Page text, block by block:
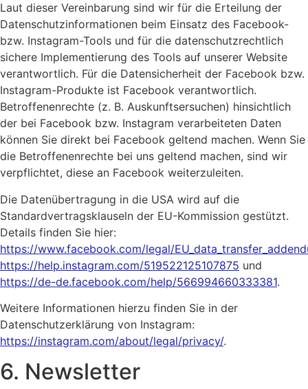
Laut dieser Vereinbarung sind wir für die Erteilung der
Datenschutzinformationen beim Einsatz des Facebook-
bzw. Instagram-Tools und für die datenschutzrechtlich
sichere Implementierung des Tools auf unserer Website
verantwortlich. Für die Datensicherheit der Facebook bzw.
Instagram-Produkte ist Facebook verantwortlich.
Betroffenenrechte (z. B. Auskunftsersuchen) hinsichtlich
der bei Facebook bzw. Instagram verarbeiteten Daten
können Sie direkt bei Facebook geltend machen. Wenn Sie
die Betroffenenrechte bei uns geltend machen, sind wir
verpflichtet, diese an Facebook weiterzuleiten.
Die Datenübertragung in die USA wird auf die
Standardvertragsklauseln der EU-Kommission gestützt.
Details finden Sie hier:
https://www.facebook.com/legal/
https://help.instagram.com/519522125107875 und
https://de-de.facebook.com/help/566994660333381.
Weitere Informationen hierzu finden Sie in der
Datenschutzerklärung von Instagram:
https://instagram.com/about/legal/privacy/.
6. Newsletter